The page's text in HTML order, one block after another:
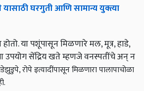
घरगुती आणि सामान्य युक्त्या
या पशूंपासून मिळणारे मल, मूत्र, हाडे,
उपयोग सेंद्रिय खते म्हणजे वनस्पतींचे अन् न
रोपे इत्यादींपासून मिळणारा पालापाचोळा